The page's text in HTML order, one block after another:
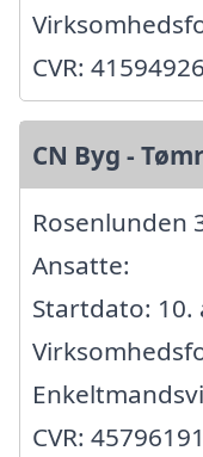
CVR: 41594926
CN Byg -
Rosenlunden
Ansatte:
Startdato: 10.
CVR: 45796191